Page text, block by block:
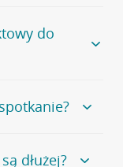
na
się
do
numeru
.
dłużej?